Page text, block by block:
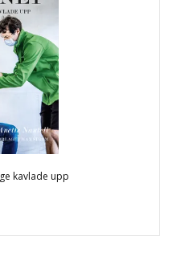
kavlade upp